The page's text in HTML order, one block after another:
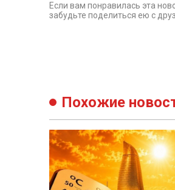
Если вам понравилась эта
забудьте поделиться ею с
Похожие